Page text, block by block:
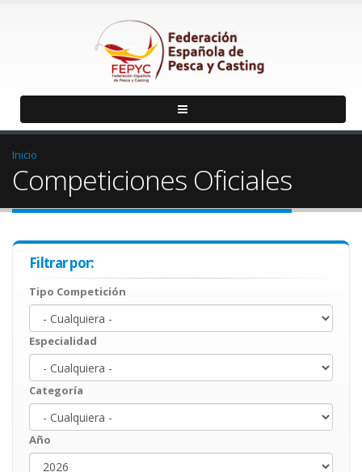
Inicio
Competiciones Oficiales
Filtrar por:
Tipo Competición
Especialidad
Categoría
Año
Año
Year